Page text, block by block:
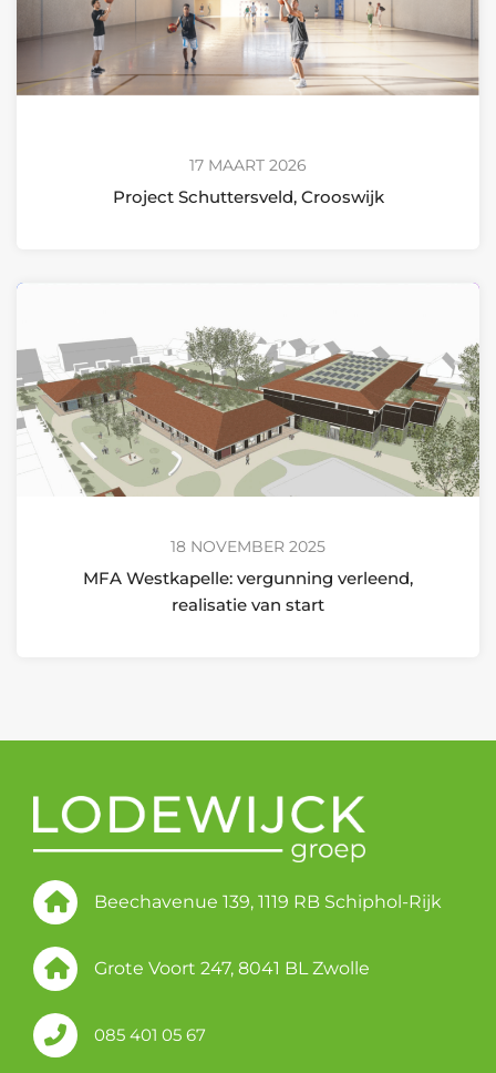
17 MAART 2026
Project Schuttersveld, Crooswijk
18 NOVEMBER 2025
MFA Westkapelle: vergunning verleend,
realisatie van start
Beechavenue 139, 1119 RB Schiphol-Rijk
Grote Voort 247, 8041 BL Zwolle
085 401 05 67